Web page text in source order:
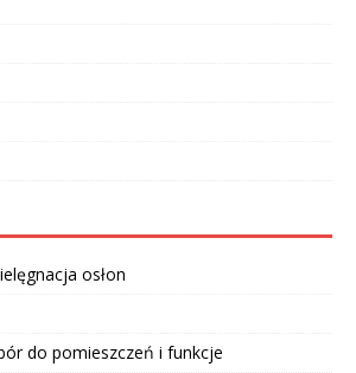
osłon
do pomieszczeń i funkcje